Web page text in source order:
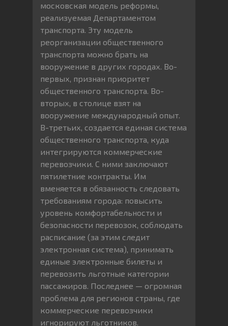
московская модель реформы,
реализуемая Департаментом
транспорта. Эту модель
реорганизации общественного
транспорта можно брать на
вооружение в других городах. Во-
первых, признан приоритет
общественного транспорта. Во-
вторых, в столице взят на
вооружение международный опыт.
В-третьих, создается единая система
общественного транспорта, куда
интегрируются коммерческие
перевозчики. С ними заключают
пятилетние контракты. Им
вменяется в обязанность следовать
требованиям города: повысить
уровень комфортабельности и
безопасности перевозок, соблюдать
расписание (за этим следит
электронная система), принимать
единые электронные билеты и
перевозить льготные категории
пассажиров. Последнее — огромная
проблема для регионов страны, где
коммерческие перевозчики
игнорируют льготников.